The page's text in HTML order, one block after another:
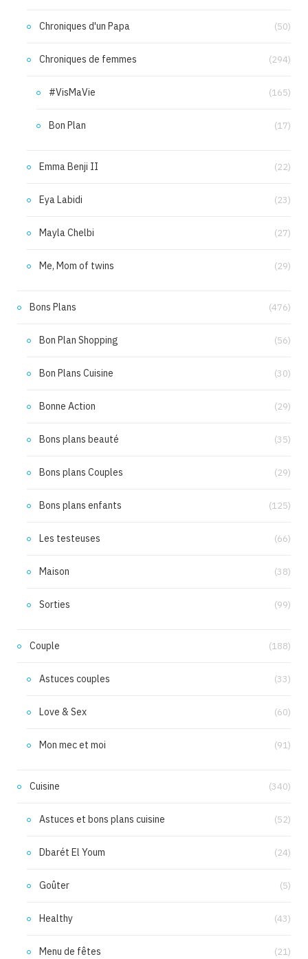
Chroniques d'un Papa (50)
Chroniques de femmes (294)
#VisMaVie (165)
Bon Plan (17)
Emma Benji II (22)
Eya Labidi (23)
Mayla Chelbi (27)
Me, Mom of twins (29)
Bons Plans (476)
Bon Plan Shopping (56)
Bon Plans Cuisine (30)
Bonne Action (29)
Bons plans beauté (35)
Bons plans Couples (29)
Bons plans enfants (125)
Les testeuses (66)
Maison (38)
Sorties (99)
Couple (188)
Astuces couples (33)
Love & Sex (60)
Mon mec et moi (91)
Cuisine (340)
Astuces et bons plans cuisine (52)
Dbarét El Youm (24)
Goûter (5)
Healthy (43)
Menu de fêtes (21)